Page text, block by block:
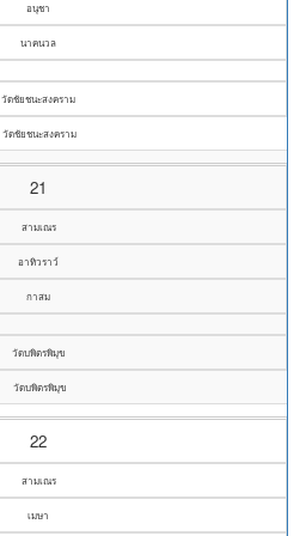
อนุชา
นาคนวล
วัดชัยชนะสงคราม
วัดชัยชนะสงคราม
21
สามเณร
อาทิวราว์
กาสม
วัดบพิตรพิมุข
วัดบพิตรพิมุข
22
สามเณร
เมษา